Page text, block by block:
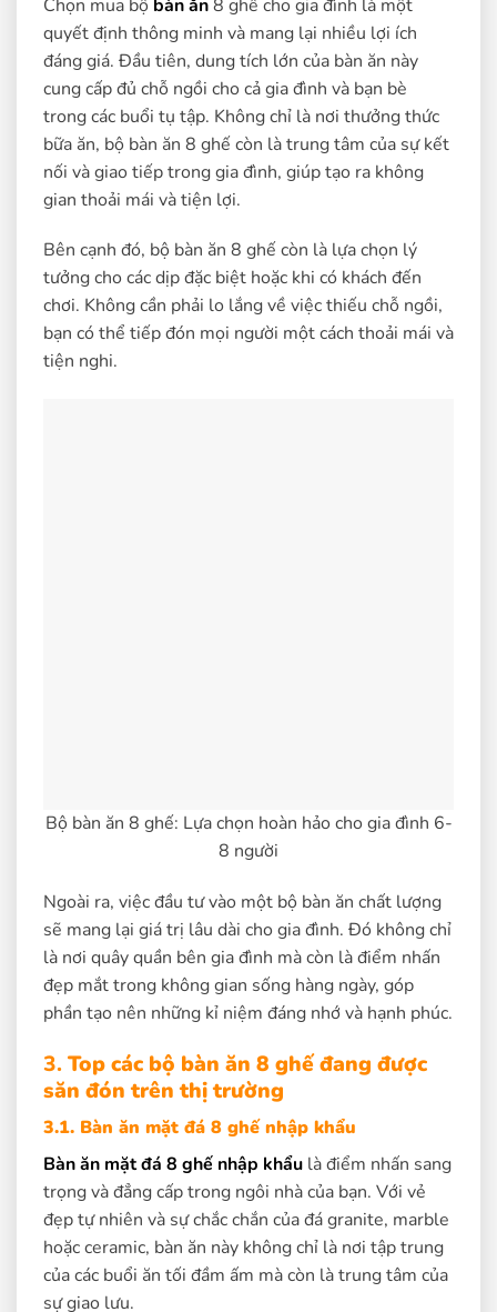
Chọn mua bộ bàn ăn8 ghế cho gia đình là một
quyết định thông minh và mang lại nhiều lợi ích
đáng giá. Đầu tiên, dung tích lớn của bàn ăn này
cung cấp đủ chỗ ngồi cho cả gia đình và bạn bè
trong các buổi tụ tập. Không chỉ là nơi thưởng thức
bữa ăn, bộ bàn ăn 8 ghế còn là trung tâm của sự kết
nối và giao tiếp trong gia đình, giúp tạo ra không
gian thoải mái và tiện lợi.
Bên cạnh đó, bộ bàn ăn 8 ghế còn là lựa chọn lý
tưởng cho các dịp đặc biệt hoặc khi có khách đến
chơi. Không cần phải lo lắng về việc thiếu chỗ ngồi,
bạn có thể tiếp đón mọi người một cách thoải mái và
tiện nghi.
Bộ bàn ăn 8 ghế: Lựa chọn hoàn hảo cho gia đình 6-
8 người
Ngoài ra, việc đầu tư vào một bộ bàn ăn chất lượng
sẽ mang lại giá trị lâu dài cho gia đình. Đó không chỉ
là nơi quây quần bên gia đình mà còn là điểm nhấn
đẹp mắt trong không gian sống hàng ngày, góp
phần tạo nên những kỉ niệm đáng nhớ và hạnh phúc.
3.Top các bộ bàn ăn 8 ghế đang được
săn đón trên thị trường
3.1. Bàn ăn mặt đá 8 ghế nhập khẩu
Bàn ăn mặt đá 8 ghế nhập khẩu là điểm nhấn sang
trọng và đẳng cấp trong ngôi nhà của bạn. Với vẻ
đẹp tự nhiên và sự chắc chắn của đá granite, marble
hoặc ceramic, bàn ăn này không chỉ là nơi tập trung
của các buổi ăn tối đầm ấm mà còn là trung tâm của
sự giao lưu.